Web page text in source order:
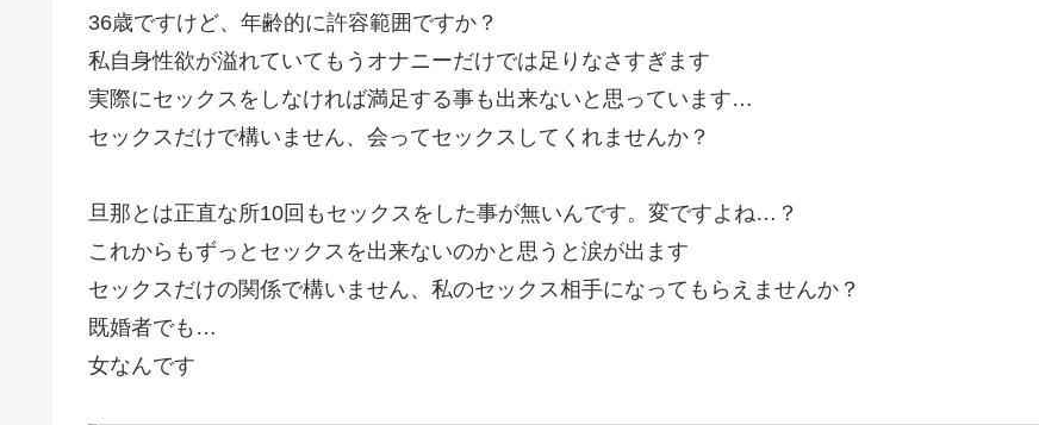
36歳ですけど、年齢的に許容範囲ですか？
私自身性欲が溢れていてもうオナニーだけでは足りなさすぎます
実際にセックスをしなければ満足する事も出来ないと思っています…
セックスだけで構いません、会ってセックスしてくれませんか？
旦那とは正直な所10回もセックスをした事が無いんです。変ですよね…？
これからもずっとセックスを出来ないのかと思うと涙が出ます
セックスだけの関係で構いません、私のセックス相手になってもらえませんか？
既婚者でも…
女なんです